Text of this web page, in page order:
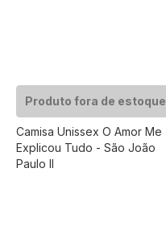
Produto fora de estoque
Camisa Unissex O Amor Me
Explicou Tudo - São João
Paulo II